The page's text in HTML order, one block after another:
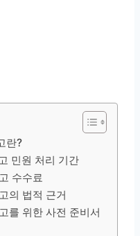
란?
민원 처리 기간
수수료
의 법적 근거
를 위한 사전 준비서